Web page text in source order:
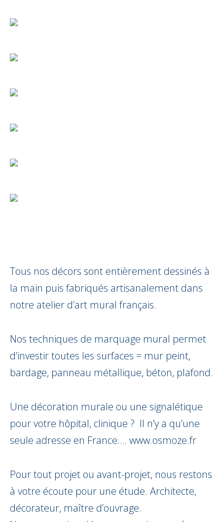
Tous nos décors sont entièrement dessinés à
la main puis fabriqués artisanalement dans
notre atelier d’art mural français.
Nos techniques de marquage mural permet
d’investir toutes les surfaces = mur peint,
bardage, panneau métallique, béton, plafond.
Une décoration murale ou une signalétique
pour votre hôpital, clinique ? Il n’y a qu’une
seule adresse en France…. www.osmoze.fr
Pour tout projet ou avant-projet, nous restons
à votre écoute pour une étude. Architecte,
décorateur, maître d’ouvrage.